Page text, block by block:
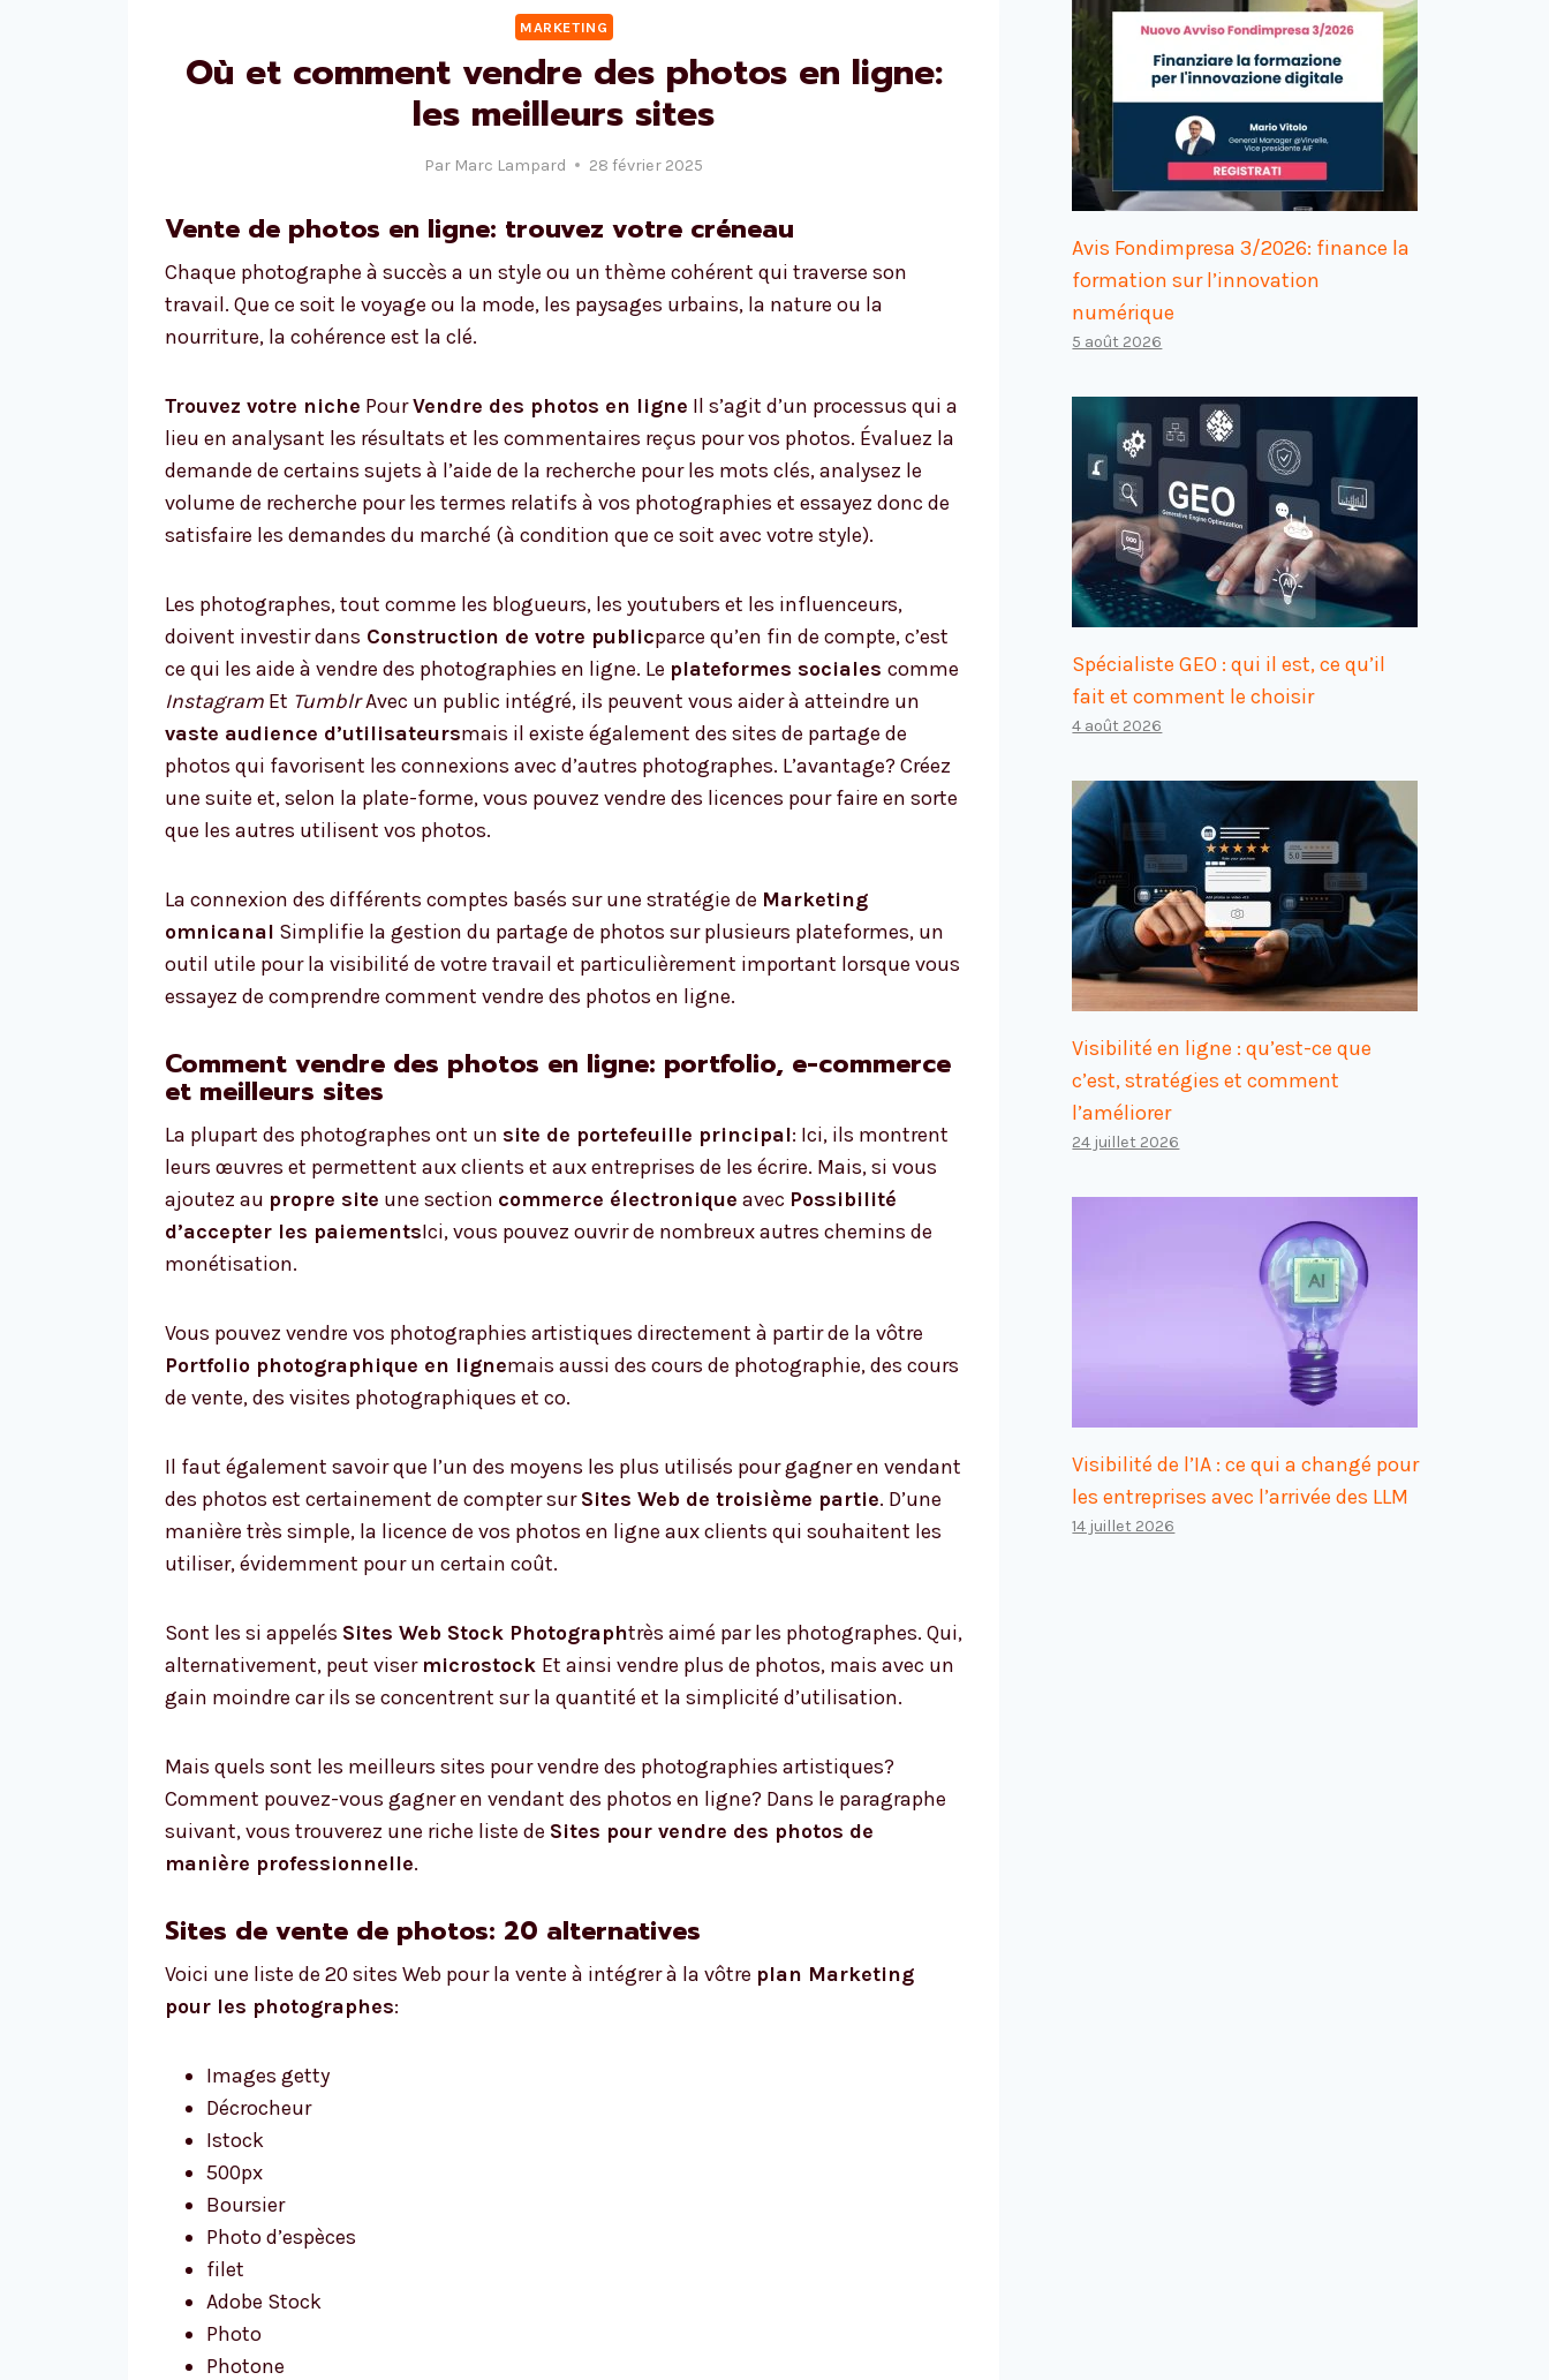
MARKETING
Où et comment vendre des photos en ligne:
les meilleurs sites
Par Marc Lampard 28 février 2025
Vente de photos en ligne: trouvez votre créneau
Chaque photographe à succès a un style ou un thème cohérent qui traverse son
travail. Que ce soit le voyage ou la mode, les paysages urbains, la nature ou la
nourriture, la cohérence est la clé.
Trouvez votre niche PourVendre des photos en ligne Il s’agit d’un processus qui a
lieu en analysant les résultats et les commentaires reçus pour vos photos. Évaluez la
demande de certains sujets à l’aide de la recherche pour les mots clés, analysez le
volume de recherche pour les termes relatifs à vos photographies et essayez donc de
satisfaire les demandes du marché (à condition que ce soit avec votre style).
Les photographes, tout comme les blogueurs, les youtubers et les influenceurs,
doivent investir dans Construction de votre publicparce qu’en fin de compte, c’est
ce qui les aide à vendre des photographies en ligne. Le plateformes sociales comme
Instagram Et TumblrAvec un public intégré, ils peuvent vous aider à atteindre un
vaste audience d’utilisateursmais il existe également des sites de partage de
photos qui favorisent les connexions avec d’autres photographes. L’avantage? Créez
une suite et, selon la plate-forme, vous pouvez vendre des licences pour faire en sorte
que les autres utilisent vos photos.
La connexion des différents comptes basés sur une stratégie de Marketing
omnicanal Simplifie la gestion du partage de photos sur plusieurs plateformes, un
outil utile pour la visibilité de votre travail et particulièrement important lorsque vous
essayez de comprendre comment vendre des photos en ligne.
Comment vendre des photos en ligne: portfolio, e-commerce
et meilleurs sites
La plupart des photographes ont un site de portefeuille principal: Ici, ils montrent
leurs œuvres et permettent aux clients et aux entreprises de les écrire. Mais, si vous
ajoutez au propre site une section commerce électronique avec Possibilité
d’accepter les paiementsIci, vous pouvez ouvrir de nombreux autres chemins de
monétisation.
Vous pouvez vendre vos photographies artistiques directement à partir de la vôtre
Portfolio photographique en lignemais aussi des cours de photographie, des cours
de vente, des visites photographiques et co.
Il faut également savoir que l’un des moyens les plus utilisés pour gagner en vendant
des photos est certainement de compter surSites Web de troisième partie. D’une
manière très simple, la licence de vos photos en ligne aux clients qui souhaitent les
utiliser, évidemment pour un certain coût.
Sont les si appelés Sites Web Stock Photographtrès aimé par les photographes. Qui,
alternativement, peut viser microstock Et ainsi vendre plus de photos, mais avec un
gain moindre car ils se concentrent sur la quantité et la simplicité d’utilisation.
Mais quels sont les meilleurs sites pour vendre des photographies artistiques?
Comment pouvez-vous gagner en vendant des photos en ligne? Dans le paragraphe
suivant, vous trouverez une riche liste de Sites pour vendre des photos de
manière professionnelle.
Sites de vente de photos: 20 alternatives
Voici une liste de 20 sites Web pour la vente à intégrer à la vôtre plan Marketing
pour les photographes:
Images getty
Décrocheur
Istock
500px
Boursier
Photo d’espèces
filet
Adobe Stock
Photo
Photone
Avis Fondimpresa 3/2026: finance la
formation sur l’innovation
numérique
5 août 2026
Spécialiste GEO : qui il est, ce qu’il
fait et comment le choisir
4 août 2026
Visibilité en ligne : qu’est-ce que
c’est, stratégies et comment
l’améliorer
24 juillet 2026
Visibilité de l’IA : ce qui a changé pour
les entreprises avec l’arrivée des LLM
14 juillet 2026